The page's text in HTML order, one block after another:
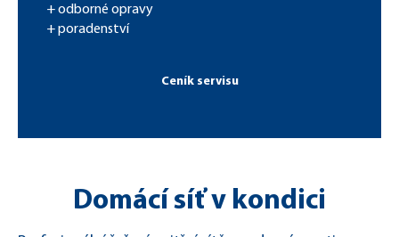
+ odborné opravy
+ poradenství
Ceník servisu
Domácí síť v kondici